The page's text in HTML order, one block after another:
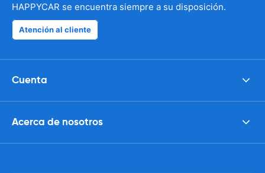
HAPPYCAR se encuentra siempre a su disposición.
Atención al cliente
Cuenta
Acerca de nosotros